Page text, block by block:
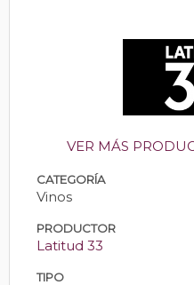
VER MÁS
CATEGORÍA
Vinos
PRODUCTOR
Latitud 33
TIPO